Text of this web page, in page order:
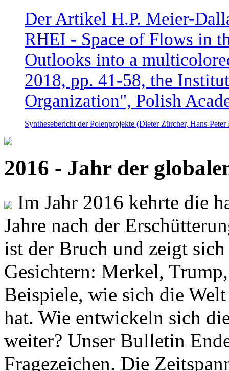
Der Artikel H.P. Meier-
RHEI - Space of Flows in
Outlooks into a
2018, pp. 41-58, the
Organization", Polish
Synthesebericht der Polenprojekte (Dieter Zürcher, Hans-
2016 - Jahr der
Im Jahr 2016 kehrte die
Jahre nach der
ist der Bruch und zeigt
Gesichtern: Merkel,
Beispiele, wie sich die
hat. Wie entwickeln sich
weiter? Unser Bulletin
Fragezeichen. Die